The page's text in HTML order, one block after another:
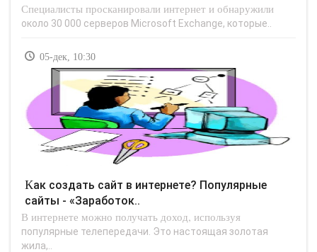
Специалисты просканировали интернет и обнаружили
около 30 000 серверов Microsoft Exchange, которые..
05-дек, 10:30
Как создать сайт в интернете? Популярные
сайты - «Заработок..
В интернете можно получать доход, используя
популярные телепередачи. Это настоящая золотая
жила,..